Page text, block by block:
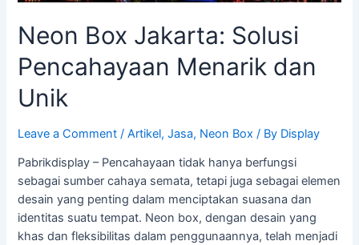
Neon Box Jakarta: Solusi
Pencahayaan Menarik dan
Unik
Leave a Comment /Artikel,Jasa, Neon Box / By Display
Pabrikdisplay – Pencahayaan tidak hanya berfungsi
sebagai sumber cahaya semata, tetapi juga sebagai elemen
desain yang penting dalam menciptakan suasana dan
identitas suatu tempat. Neon box, dengan desain yang
khas dan fleksibilitas dalam penggunaannya, telah menjadi